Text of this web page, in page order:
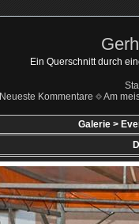
Ein Querschnitt durch
Neueste Kommentare Am
Galerie >